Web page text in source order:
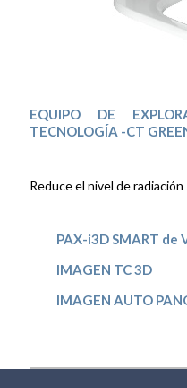
EQUIPO DE
TECNOLOGÍA -CT
Reduce el nivel de radiación
PAX-i3D SMART de
IMAGEN TC 3D
IMAGEN AUTO